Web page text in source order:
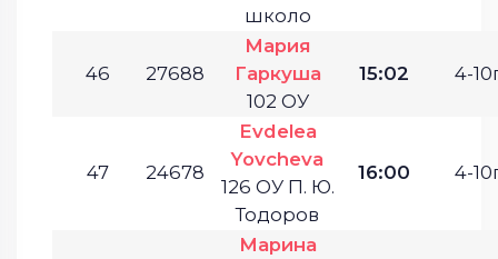
школо
46 27688
Мария
Гаркуша
102 ОУ
15:02 4-
47 24678
Evdelea
Yovcheva
126 ОУ П. Ю.
Тодоров
16:00 4-
Марина